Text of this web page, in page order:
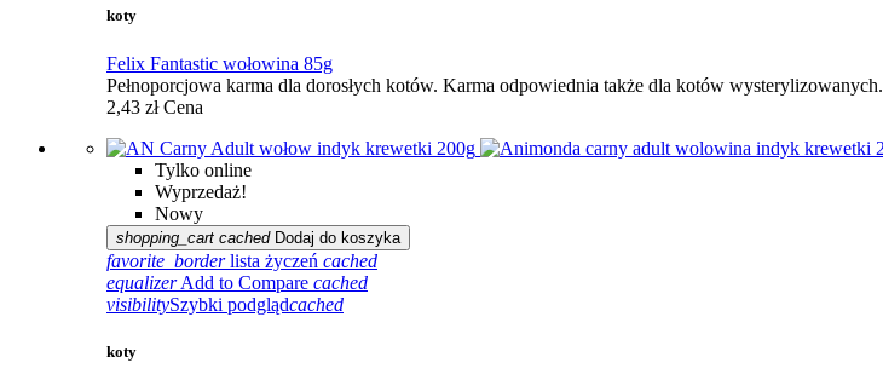
koty
Felix Fantastic wołowina 85g
Pełnoporcjowa karma dla dorosłych kotów. Karma odpowiednia także dla kotów wysterylizowanych.
2,43 zł Cena
Tylko online
Wyprzedaż!
Nowy
shopping_cart cached Dodaj do koszyka
favorite_border lista życzeń cached
equalizer Add to Compare cached
visibilitySzybki podglądcached
koty